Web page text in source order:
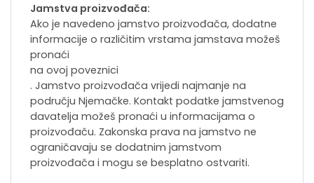
Jamstva proizvođača:
Ako je navedeno jamstvo proizvođača, dodatne
informacije o različitim vrstama jamstava možeš
pronaći
na ovoj poveznici
. Jamstvo proizvođača vrijedi najmanje na
području Njemačke. Kontakt podatke jamstvenog
davatelja možeš pronaći u informacijama o
proizvođaču. Zakonska prava na jamstvo ne
ograničavaju se dodatnim jamstvom
proizvođača i mogu se besplatno ostvariti.